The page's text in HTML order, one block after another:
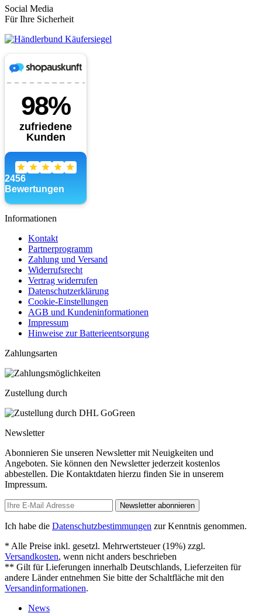
Social Media
Für Ihre Sicherheit
Informationen
Kontakt
Partnerprogramm
Zahlung und Versand
Widerrufsrecht
Vertrag widerrufen
Datenschutzerklärung
Cookie-Einstellungen
AGB und Kundeninformationen
Impressum
Hinweise zur Batterieentsorgung
Zahlungsarten
Zustellung durch
Newsletter
Abonnieren Sie unseren Newsletter mit Neuigkeiten und
Angeboten. Sie können den Newsletter jederzeit kostenlos
abbestellen. Die Kontaktdaten hierzu finden Sie in unserem
Impressum.
Newsletter abonnieren
Ich habe die Datenschutzbestimmungen zur Kenntnis genommen.
* Alle Preise inkl. gesetzl. Mehrwertsteuer (19%) zzgl.
Versandkosten, wenn nicht anders beschrieben
** Gilt für Lieferungen innerhalb Deutschlands, Lieferzeiten für
andere Länder entnehmen Sie bitte der Schaltfläche mit den
Versandinformationen.
News